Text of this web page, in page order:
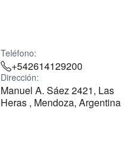
Teléfono:
+542614129200
Dirección:
Manuel A. Sáez 2421, Las
Heras , Mendoza, Argentina